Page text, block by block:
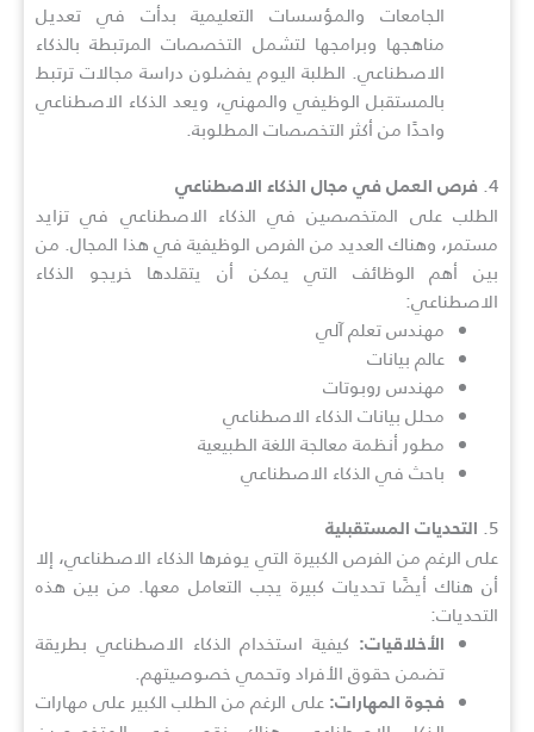
الجامعات والمؤسسات التعليمية بدأت في تعديل
مناهجها وبرامجها لتشمل التخصصات المرتبطة بالذكاء
الاصطناعي. الطلبة اليوم يفضلون دراسة مجالات ترتبط
بالمستقبل الوظيفي والمهني، ويعد الذكاء الاصطناعي
واحدًا من أكثر التخصصات المطلوبة.
4. فرص العمل في مجال الذكاء الاصطناعي
الطلب على المتخصصين في الذكاء الاصطناعي في تزايد
مستمر، وهناك العديد من الفرص الوظيفية في هذا المجال. من
بين أهم الوظائف التي يمكن أن يتقلدها خريجو الذكاء
الاصطناعي:
مهندس تعلم آلي
عالم بيانات
مهندس روبوتات
محلل بيانات الذكاء الاصطناعي
مطور أنظمة معالجة اللغة الطبيعية
باحث في الذكاء الاصطناعي
5. التحديات المستقبلية
على الرغم من الفرص الكبيرة التي يوفرها الذكاء الاصطناعي، إلا
أن هناك أيضًا تحديات كبيرة يجب التعامل معها. من بين هذه
التحديات:
الأخلاقيات:
كيفية استخدام الذكاء الاصطناعي بطريقة
تضمن حقوق الأفراد وتحمي خصوصيتهم.
فجوة المهارات: على الرغم من الطلب الكبير على مهارات